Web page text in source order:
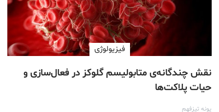
فیزیولوژی
نقش چندگانه‌ی متابولیسم گلوکز در فعال‌سازی و
حیات پلاکت‌ها
پونه تیزفهم